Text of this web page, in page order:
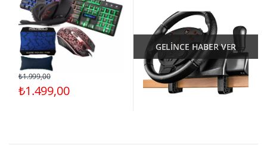
₺1.499,00
₺1.999,00
GELİNCE HABER VER